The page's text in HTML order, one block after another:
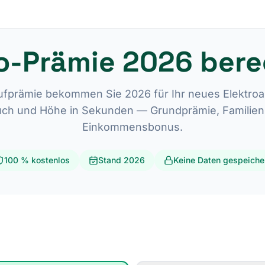
Prämie 2026
bekommen Sie 2026 für Ihr neues
und Höhe in Sekunden — Grundprämie,
Einkommensbonus.
100 % kostenlos Stand 2026 Keine Daten
E-AUTO-PRÄMIE — JETZT AUSPROBIEREN!
E-Auto-Prämie 2026